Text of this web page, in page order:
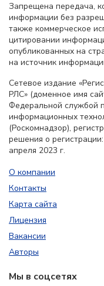
Запрещена передача,
информации без
также коммерческое
цитировании
опубликованных на
на источник
Сетевое издание
РЛС» (доменное имя
Федеральной службой
информационных
(Роскомнадзор),
решения о
апреля 2023 г.
О компании
Контакты
Карта сайта
Лицензия
Вакансии
Авторы
Мы в соцсетях